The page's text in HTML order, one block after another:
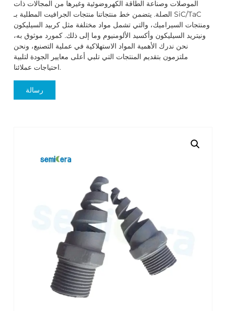
الموصلات وصناعة الطاقة الكهروضوئية وغيرها من المجالات ذات
الصلة. يتضمن خط منتجاتنا منتجات الجرافيت المطلية بـ SiC/TaC
ومنتجات السيراميك، والتي تشمل مواد مختلفة مثل كربيد السيليكون
ونيتريد السيليكون وأكسيد الألومنيوم وما إلى ذلك. كمورد موثوق به،
نحن ندرك الأهمية المواد الاستهلاكية في عملية التصنيع، ونحن
ملتزمون بتقديم المنتجات التي تلبي أعلى معايير الجودة لتلبية
احتياجات عملائنا.
رسالة